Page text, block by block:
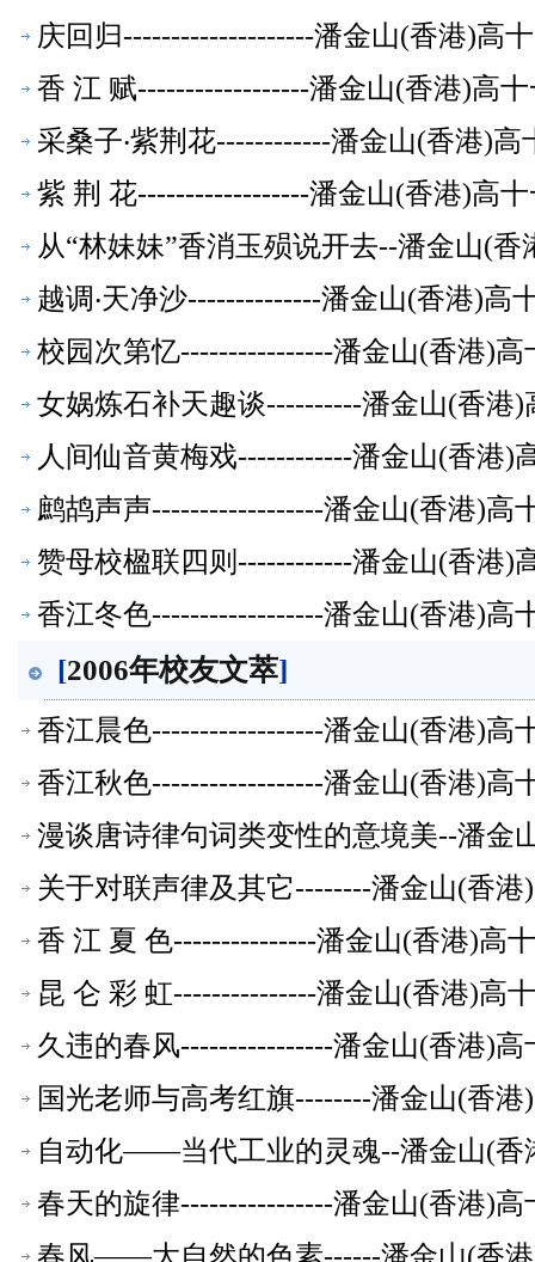
庆回归--------------------潘金山(香港)高
香 江 赋------------------潘金山(香港)高
采桑子‧紫荆花------------潘金山(香港)
紫 荆 花------------------潘金山(香港)高
从“林妹妹”香消玉殒说开去--潘金山(
越调‧天净沙--------------潘金山(香港)高
校园次第忆----------------潘金山(香港)
女娲炼石补天趣谈----------潘金山(香港
人间仙音黄梅戏------------潘金山(香港)
鹧鸪声声------------------潘金山(香港)高
赞母校楹联四则------------潘金山(香港)
香江冬色------------------潘金山(香港)高
[2006年校友文萃]
香江晨色------------------潘金山(香港)高
香江秋色------------------潘金山(香港)高
漫谈唐诗律句词类变性的意境美--潘金
关于对联声律及其它--------潘金山(香
香 江 夏 色---------------潘金山(香港)高
昆 仑 彩 虹---------------潘金山(香港)高
久违的春风----------------潘金山(香港)
国光老师与高考红旗--------潘金山(香
自动化——当代工业的灵魂--潘金山(香
春天的旋律----------------潘金山(香港)